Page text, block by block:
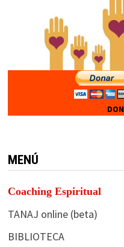
MENÚ
Coaching Espiritual
TANAJ online (beta)
BIBLIOTECA